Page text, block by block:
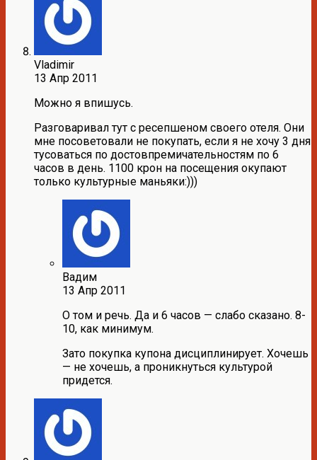
Vladimir
13 Апр 2011
Можно я впишусь.
Разговаривал тут с ресепшеном своего отеля. Они
мне посоветовали не покупать, если я не хочу 3 дня
тусоваться по достовпремичательностям по 6
часов в день. 1100 крон на посещения окупают
только культурные маньяки:)))
Вадим
13 Апр 2011
О том и речь. Да и 6 часов — слабо сказано. 8-
10, как минимум.
Зато покупка купона дисциплинирует. Хочешь
— не хочешь, а проникнуться культурой
придется.